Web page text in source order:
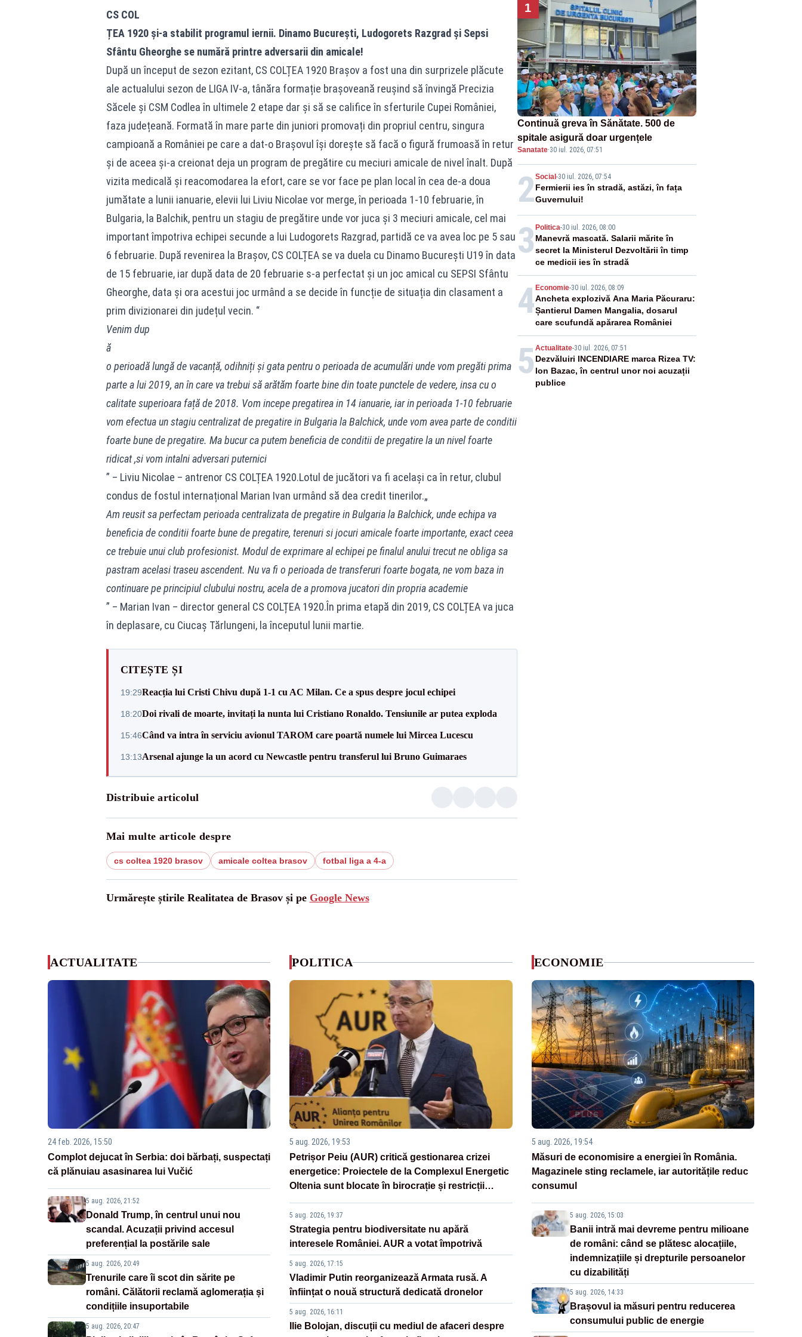
CS COL
ȚEA 1920 și-a stabilit programul iernii. Dinamo București, Ludogorets Razgrad și Sepsi
Sfântu Gheorghe se numără printre adversarii din amicale!
După un început de sezon ezitant, CS COLȚEA 1920 Brașov a fost una din surprizele plăcute
ale actualului sezon de LIGA IV-a, tânăra formație brașoveană reușind să învingă Precizia
Săcele și CSM Codlea în ultimele 2 etape dar și să se califice în sferturile Cupei României,
faza județeană. Formată în mare parte din juniori promovați din propriul centru, singura
campioană a României pe care a dat-o Brașovul își dorește să facă o figură frumoasă în retur
și de aceea și-a creionat deja un program de pregătire cu meciuri amicale de nivel înalt. După
vizita medicală și reacomodarea la efort, care se vor face pe plan local în cea de-a doua
jumătate a lunii ianuarie, elevii lui Liviu Nicolae vor merge, în perioada 1-10 februarie, în
Bulgaria, la Balchik, pentru un stagiu de pregătire unde vor juca și 3 meciuri amicale, cel mai
important împotriva echipei secunde a lui Ludogorets Razgrad, partidă ce va avea loc pe 5 sau
6 februarie. După revenirea la Brașov, CS COLȚEA se va duela cu Dinamo București U19 în data
de 15 februarie, iar după data de 20 februarie s-a perfectat și un joc amical cu SEPSI Sfântu
Gheorghe, data și ora acestui joc urmând a se decide în funcție de situația din clasament a
prim divizionarei din județul vecin. “
Venim dup
ă
o perioadă lungă de vacanță, odihniți și gata pentru o perioada de acumulări unde vom pregăti prima
parte a lui 2019, an în care va trebui să arătăm foarte bine din toate punctele de vedere, insa cu o
calitate superioara față de 2018. Vom incepe pregatirea in 14 ianuarie, iar in perioada 1-10 februarie
vom efectua un stagiu centralizat de pregatire in Bulgaria la Balchick, unde vom avea parte de conditii
foarte bune de pregatire. Ma bucur ca putem beneficia de conditii de pregatire la un nivel foarte
ridicat ,si vom intalni adversari puternici
” – Liviu Nicolae – antrenor CS COLȚEA 1920.Lotul de jucători va fi același ca în retur, clubul
condus de fostul internațional Marian Ivan urmând să dea credit tinerilor.„
Am reusit sa perfectam perioada centralizata de pregatire in Bulgaria la Balchick, unde echipa va
beneficia de conditii foarte bune de pregatire, terenuri si jocuri amicale foarte importante, exact ceea
ce trebuie unui club profesionist. Modul de exprimare al echipei pe finalul anului trecut ne obliga sa
pastram acelasi traseu ascendent. Nu va fi o perioada de transferuri foarte bogata, ne vom baza in
continuare pe principiul clubului nostru, acela de a promova jucatori din propria academie
” – Marian Ivan – director general CS COLȚEA 1920.În prima etapă din 2019, CS COLȚEA va juca
în deplasare, cu Ciucaș Tărlungeni, la începutul lunii martie.
CITEȘTE ȘI
19:29Reacția lui Cristi Chivu după 1-1 cu AC Milan. Ce a spus despre jocul echipei
18:20Doi rivali de moarte, invitați la nunta lui Cristiano Ronaldo. Tensiunile ar putea exploda
15:46Când va intra în serviciu avionul TAROM care poartă numele lui Mircea Lucescu
13:13Arsenal ajunge la un acord cu Newcastle pentru transferul lui Bruno Guimaraes
Distribuie articolul
Mai multe articole despre
cs coltea 1920 brasov amicale coltea brasov fotbal liga a 4-a
Urmărește știrile Realitatea de Brasov și pe Google News
1
Continuă greva în Sănătate. 500 de
spitale asigură doar urgențele
Sanatate·30 iul. 2026, 07:51
2Social -30 iul. 2026, 07:54
Fermierii ies în stradă, astăzi, în fața
Guvernului!
3 Politica-30 iul. 2026, 08:00
Manevră mascată. Salarii mărite în
secret la Ministerul Dezvoltării în timp
ce medicii ies în stradă
4 Economie-30 iul. 2026, 08:09
Ancheta explozivă Ana Maria Păcuraru:
Șantierul Damen Mangalia, dosarul
care scufundă apărarea României
5 Actualitate-30 iul. 2026, 07:51
Dezvăluiri INCENDIARE marca Rizea TV:
Ion Bazac, în centrul unor noi acuzații
publice
ACTUALITATE
24 feb. 2026, 15:50
Complot dejucat în Serbia: doi bărbați, suspectați
că plănuiau asasinarea lui Vučić
5 aug. 2026, 21:52
Donald Trump, în centrul unui nou
scandal. Acuzații privind accesul
preferențial la postările sale
5 aug. 2026, 20:49
Trenurile care îi scot din sărite pe
români. Călătorii reclamă aglomerația și
condițiile insuportabile
5 aug. 2026, 20:47
POLITICA
5 aug. 2026, 19:53
Petrișor Peiu (AUR) critică gestionarea crizei
energetice: Proiectele de la Complexul Energetic
Oltenia sunt blocate în birocrație și restricții
5 aug. 2026, 19:37
Strategia pentru biodiversitate nu apără
interesele României. AUR a votat împotrivă
5 aug. 2026, 17:15
Vladimir Putin reorganizează Armata rusă. A
înființat o nouă structură dedicată dronelor
5 aug. 2026, 16:11
Ilie Bolojan, discuții cu mediul de afaceri despre
ECONOMIE
5 aug. 2026, 19:54
Măsuri de economisire a energiei în România.
Magazinele sting reclamele, iar autoritățile reduc
consumul
5 aug. 2026, 15:03
Banii intră mai devreme pentru milioane
de români: când se plătesc alocațiile,
indemnizațiile și drepturile persoanelor
cu dizabilități
5 aug. 2026, 14:33
Brașovul ia măsuri pentru reducerea
consumului public de energie